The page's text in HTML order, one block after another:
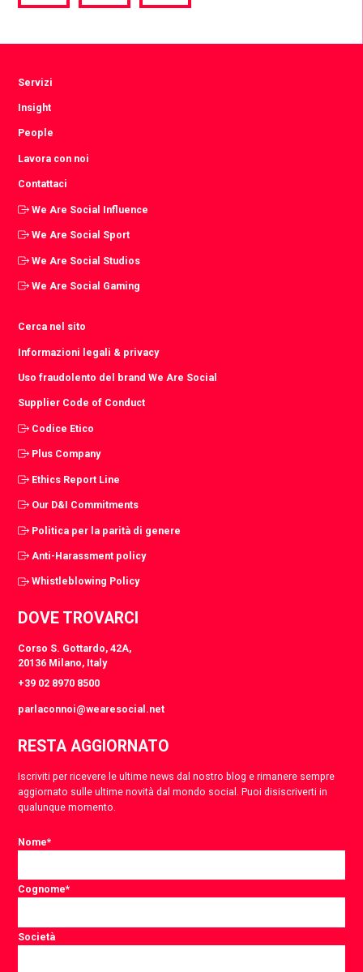
via
via
via
Servizi
Insight
People
Lavora con noi
Contattaci
We Are Social Influence
We Are Social Sport
We Are Social Studios
We Are Social Gaming
Cerca nel sito
Informazioni legali & privacy
Uso fraudolento del brand We Are Social
Supplier Code of Conduct
Codice Etico
Plus Company
Ethics Report Line
Our D&I Commitments
Politica per la parità di genere
Anti-Harassment policy
Whistleblowing Policy
DOVE TROVARCI
Corso S. Gottardo, 42A,
20136 Milano, Italy
+39 02 8970 8500
parlaconnoi@wearesocial.net
RESTA AGGIORNATO
Iscriviti per ricevere le ultime news dal nostro blog e rimanere sempre
aggiornato sulle ultime novità dal mondo social. Puoi disiscriverti in
qualunque momento.
Nome*
Cognome*
Società